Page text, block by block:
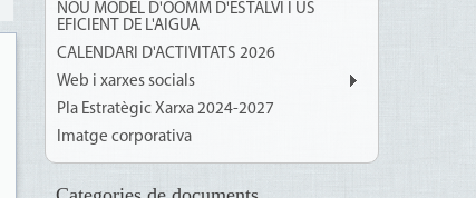
NOU MODEL D'OOMM D'ESTALVI I ÚS
EFICIENT DE L'AIGUA
CALENDARI D'ACTIVITATS 2026
Web i xarxes socials
Pla Estratègic Xarxa 2024-2027
Imatge corporativa